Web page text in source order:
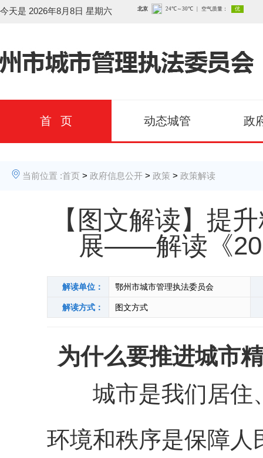
今天是 2026年8月8日 星期六
首 页 动态城管 政
当前位置 :首页 > 政府信息公开 > 政策 > 政策解读
【图文解读】提
展——解读《
解读单位： 鄂州市城市管理执法委员会
解读方式： 图文方式
为什么要推进城市
城市是我们居住
环境和秩序是保障人